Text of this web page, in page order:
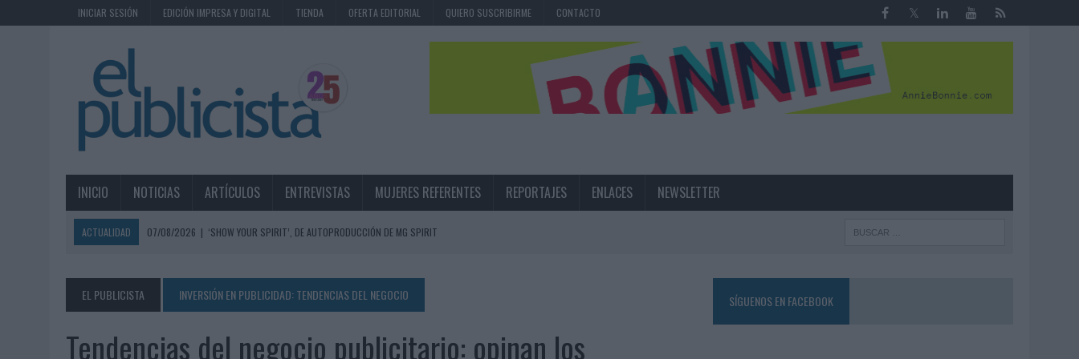
INICIAR SESIÓN EDICIÓN IMPRESA Y DIGITAL TIENDA OFERTA EDITORIAL QUIERO SUSCRIBIRME CONTACTO
INICIO NOTICIAS ARTÍCULOS ENTREVISTAS MUJERES REFERENTES REPORTAJES ENLACES NEWSLETTER
ACTUALIDAD 07/08/2026 | ‘SHOW YOUR SPIRIT’, DE AUTOPRODUCCIÓN DE MG SPIRIT
MAHOU REIVINDICA EL RITUAL DE LA CAÑA EN EL DÍA INTERNACIONAL DE LA CERVEZA
07/08/2026 | MG SPIRIT RELANZA SU MARCA CON UNA ESTRATEGIA 360º CENTRADA EN EL ORIGEN BARCELONÉS
07/08/2026
PATRÓN CONVIERTE EL NUEVO SINGLE DE ARÓN PIPER EN UNA EXPERIENCIA DE MARCA EN IBIZA
EL PUBLICISTA INVERSIÓN EN PUBLICIDAD: TENDENCIAS DEL NEGOCIO
Tendencias del negocio publicitario: opinan los
SÍGUENOS EN FACEBOOK